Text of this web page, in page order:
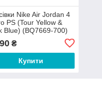
Nike Air Jordan 4
PS (Tour Yellow &
Blue) (BQ7669-700)
₴
Купити